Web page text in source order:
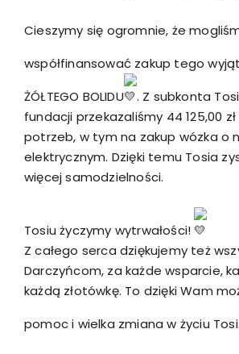
Cieszymy się ogromnie, że
współfinansować zakup tego
ŻÓŁTEGO BOLIDU
. Z subkonta
fundacji przekazaliśmy 44 125,00
potrzeb, w tym na zakup wózka o
elektrycznym. Dzięki temu Tosia
więcej samodzielności.
Tosiu życzymy wytrwałości!
Z całego serca dziękujemy też
Darczyńcom, za każde wsparcie,
każdą złotówkę. To dzięki Wam
pomoc i wielka zmiana w życiu Tosi.